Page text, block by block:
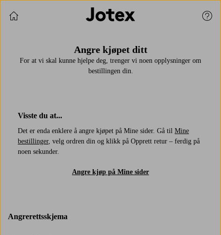
Fortsett å handle
Angre kjøpet ditt
For at vi skal kunne hjelpe deg, trenger vi noen opplysninger om
bestillingen din.
Visste du at...
Det er enda enklere å angre kjøpet på Mine sider. Gå til Mine
bestillinger, velg ordren din og klikk på Opprett retur – ferdig på
noen sekunder.
Angre kjøp på Mine sider
Angrerettsskjema